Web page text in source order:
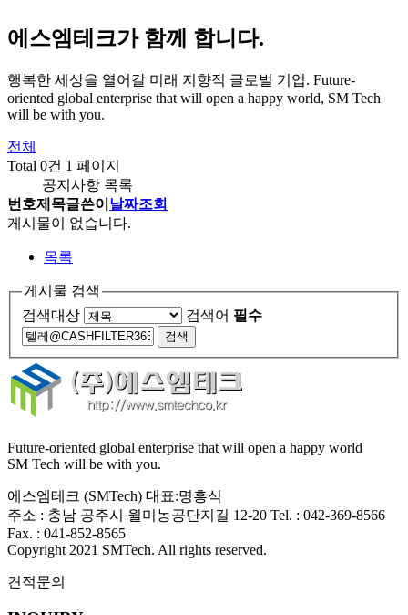
에스엠테크가 함께 합니다.
행복한 세상을 열어갈 미래 지향적 글로벌 기업. Future-
oriented global enterprise that will open a happy world, SM Tech
will be with you.
전체
Total 0건 1 페이지
공지사항 목록
번호제목글쓴이 날짜조회
게시물이 없습니다.
목록
게시물 검색
검색대상
검색어 필수
Future-oriented global enterprise that will open a happy world
SM Tech will be with you.
에스엠테크 (SMTech) 대표:명흥식
주소 : 충남 공주시 월미농공단지길 12-20 Tel. : 042-369-8566
Fax. : 041-852-8565
Copyright 2021 SMTech. All rights reserved.
견적문의